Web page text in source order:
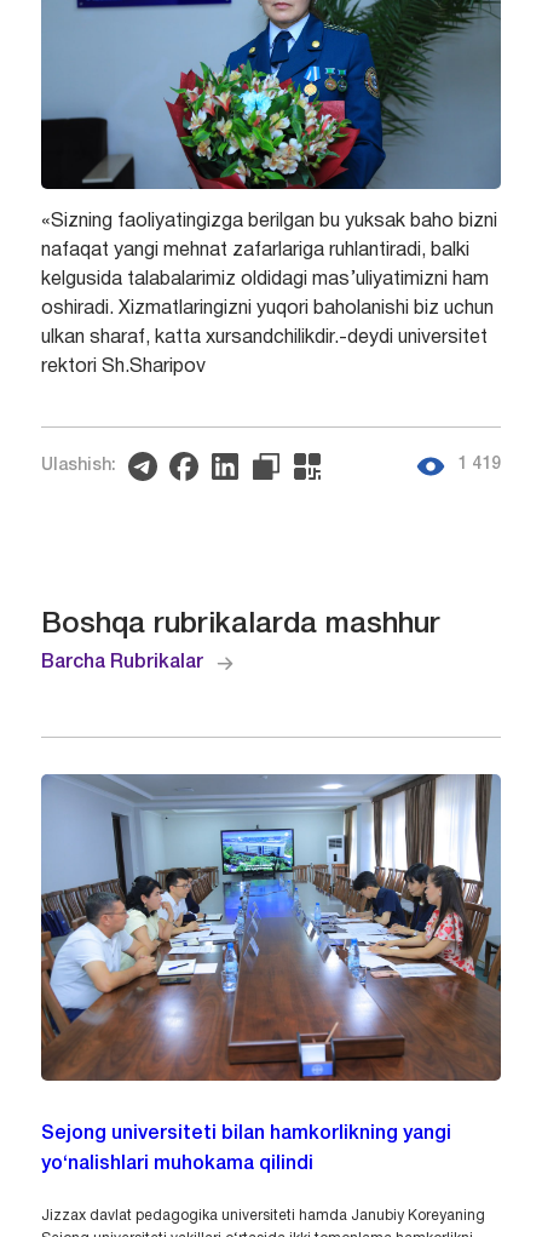
«Sizning faoliyatingizga berilgan bu yuksak baho bizni
nafaqat yangi mehnat zafarlariga ruhlantiradi, balki
kelgusida talabalarimiz oldidagi mas’uliyatimizni ham
oshiradi. Xizmatlaringizni yuqori baholanishi biz uchun
ulkan sharaf, katta xursandchilikdir.-deydi universitet
rektori Sh.Sharipov
Ulashish: 1 419
Boshqa rubrikalarda mashhur
Barcha Rubrikalar
Sejong universiteti bilan hamkorlikning yangi
yo‘nalishlari muhokama qilindi
Jizzax davlat pedagogika universiteti hamda Janubiy Koreyaning